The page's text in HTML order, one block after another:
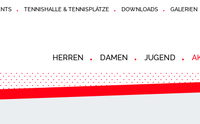
TENNISHALLE & TENNISPLÄTZE DOWNLOADS GALERIEN
HERREN DAMEN JUGEND